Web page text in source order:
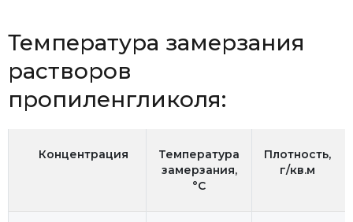
Температура замерзания
растворов
пропиленгликоля:
Концентрация
Температура
замерзания,
°C
Плотность,
г/кв.м